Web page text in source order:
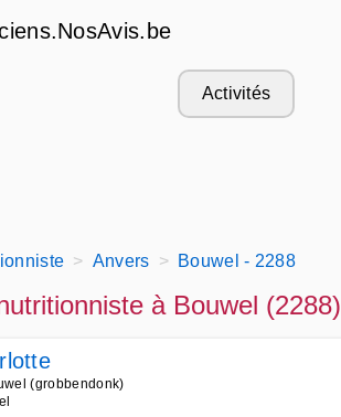
Activités
Anvers Bouwel - 2288
à Bouwel (2288)
(grobbendonk)